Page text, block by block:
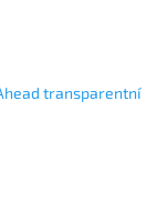
transparentní